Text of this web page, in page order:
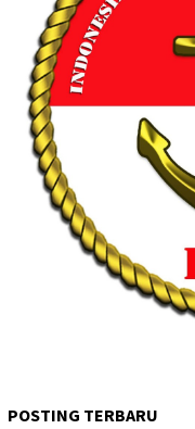
POSTING TERBARU